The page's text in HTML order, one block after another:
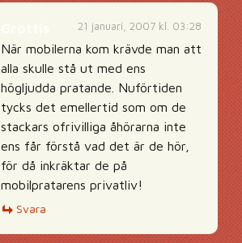
21 januari, 2007 kl. 03:28
När mobilerna kom krävde man att
alla skulle stå ut med ens
högljudda pratande. Nuförtiden
tycks det emellertid som om de
stackars ofrivilliga åhörarna inte
ens får förstå vad det är de hör,
för då inkräktar de på
mobilpratarens privatliv!
Svara